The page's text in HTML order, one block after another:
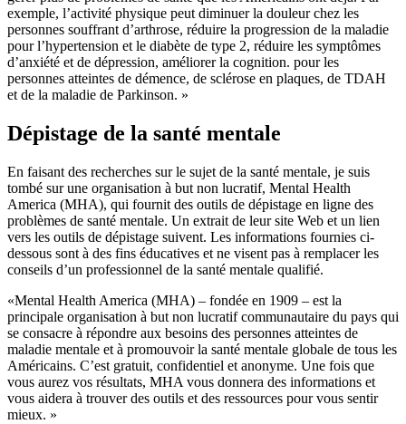
exemple, l’activité physique peut diminuer la douleur chez les
personnes souffrant d’arthrose, réduire la progression de la maladie
pour l’hypertension et le diabète de type 2, réduire les symptômes
d’anxiété et de dépression, améliorer la cognition. pour les
personnes atteintes de démence, de sclérose en plaques, de TDAH
et de la maladie de Parkinson. »
Dépistage de la santé mentale
En faisant des recherches sur le sujet de la santé mentale, je suis
tombé sur une organisation à but non lucratif, Mental Health
America (MHA), qui fournit des outils de dépistage en ligne des
problèmes de santé mentale. Un extrait de leur site Web et un lien
vers les outils de dépistage suivent. Les informations fournies ci-
dessous sont à des fins éducatives et ne visent pas à remplacer les
conseils d’un professionnel de la santé mentale qualifié.
«Mental Health America (MHA) – fondée en 1909 – est la
principale organisation à but non lucratif communautaire du pays qui
se consacre à répondre aux besoins des personnes atteintes de
maladie mentale et à promouvoir la santé mentale globale de tous les
Américains. C’est gratuit, confidentiel et anonyme. Une fois que
vous aurez vos résultats, MHA vous donnera des informations et
vous aidera à trouver des outils et des ressources pour vous sentir
mieux. »